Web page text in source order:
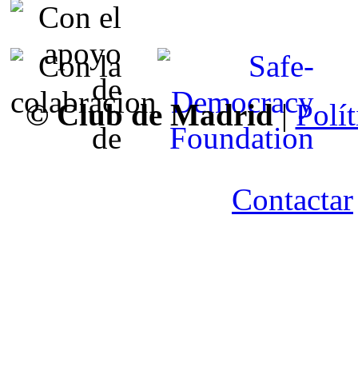
© Club de Madrid|
Contactar